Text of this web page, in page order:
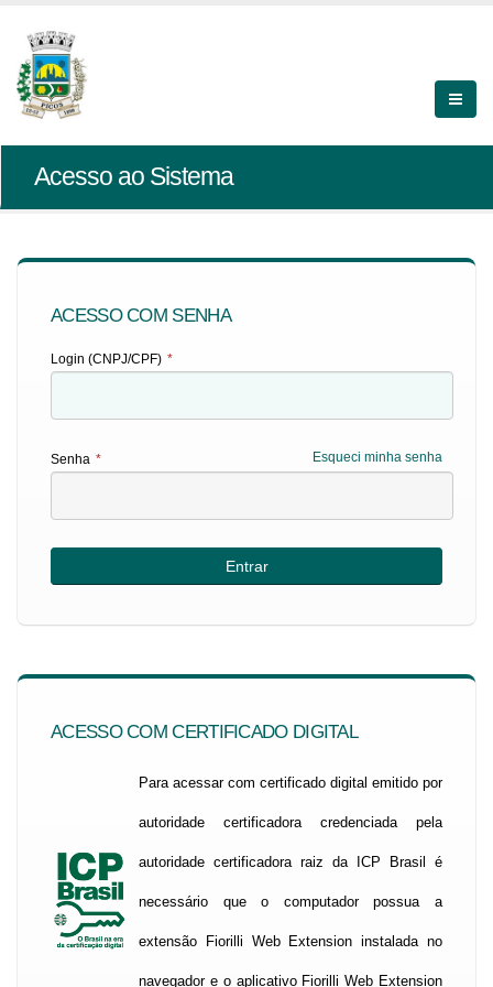
Acesso ao Sistema
ACESSO COM SENHA
Login (CNPJ/CPF) *
Esqueci minha senha
Senha *
ACESSO COM CERTIFICADO DIGITAL
Para acessar com certificado digital emitido por
autoridade certificadora credenciada pela
autoridade certificadora raiz da ICP Brasil é
necessário que o computador possua a
extensão Fiorilli Web Extension instalada no
navegador e o aplicativo Fiorilli Web Extension